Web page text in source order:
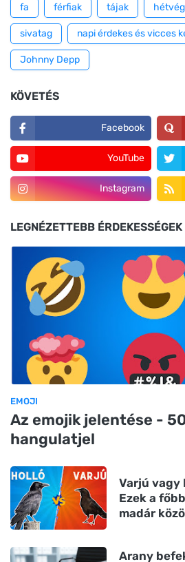
fa férfiak tájak
sivatag napi érdekes és vicces
Johnny Depp
KÖVETÉS
Facebook
YouTube
Instagram
LEGNÉZETTEBB ÉRDEKESSÉGEK
EMOJI
Az emojik jelentése -
hangulatjel
Varjú vagy
Ezek a
madár
Arany